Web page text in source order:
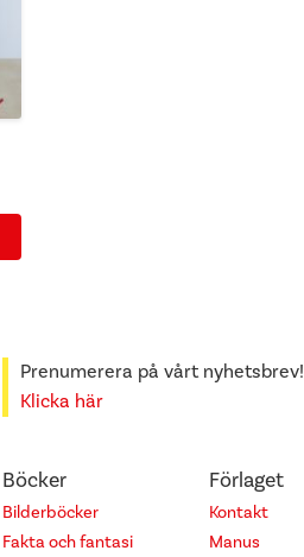
Prenumerera på vårt nyhetsbrev!
Klicka här
Böcker
Bilderböcker
Fakta och fantasi
Förlaget
Kontakt
Manus